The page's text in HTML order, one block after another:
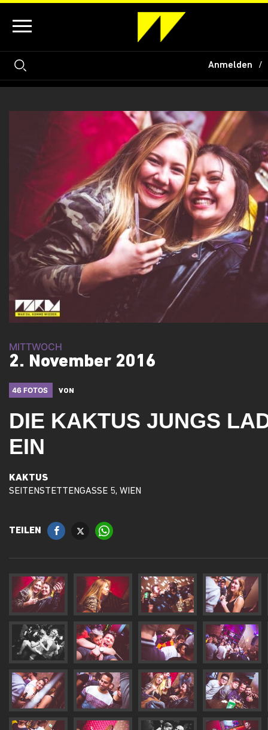
Anmelden
MITTWOCH
2. November 2016
46 FOTOS VON
DIE KAKTUS JUNGS
EIN
KAKTUS
SEITENSTETTENGASSE 5, WIEN
TEILEN